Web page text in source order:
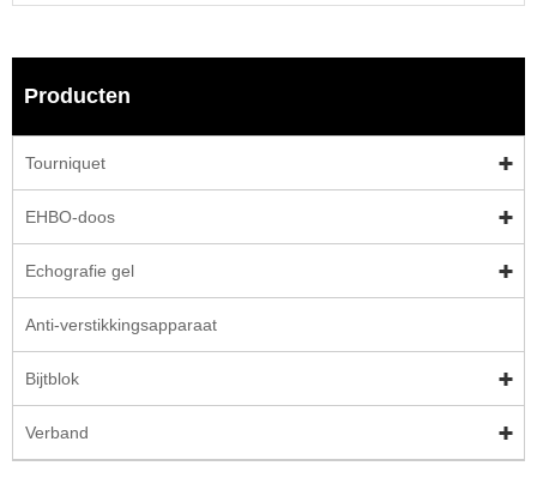
Producten
Tourniquet
EHBO-doos
Echografie gel
Anti-verstikkingsapparaat
Bijtblok
Verband